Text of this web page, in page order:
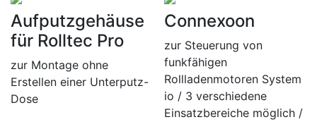
Aufputzgehäuse
für Rolltec Pro
zur Montage ohne
Erstellen einer Unterputz-
Dose
Connexoon
zur Steuerung von
funkfähigen
Rollladenmotoren System
io / 3 verschiedene
Einsatzbereiche möglich /